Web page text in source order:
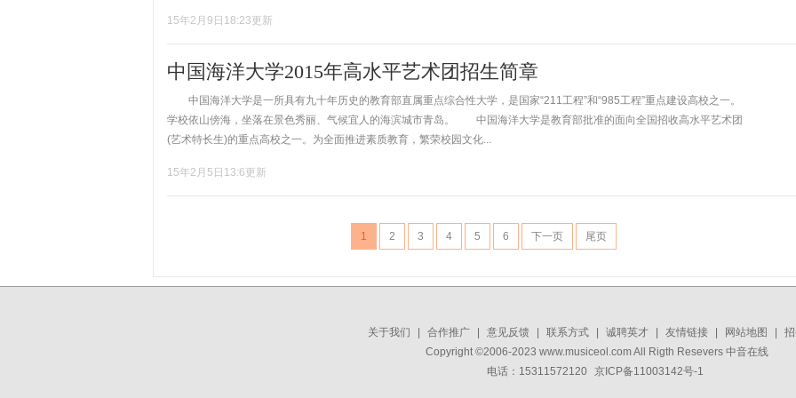
15年2月9日18:23更新
中国海洋大学2015年高水平艺术团招生简章
中国海洋大学是一所具有九十年历史的教育部直属重点综合性大学，是国家“211工程”和“985工程”重点建设高校之一。
学校依山傍海，坐落在景色秀丽、气候宜人的海滨城市青岛。 中国海洋大学是教育部批准的面向全国招收高水平艺术团
(艺术特长生)的重点高校之一。为全面推进素质教育，繁荣校园文化...
15年2月5日13:6更新
1 2 3 4 5 6 下一页 尾页
关于我们 合作推广 意见反馈 联系方式 诚聘英才 友情链接 网站地图
Copyright ©2006-2023 www.musiceol.com All Rigth Resevers 中音在线
电话：15311572120 京ICP备11003142号-1